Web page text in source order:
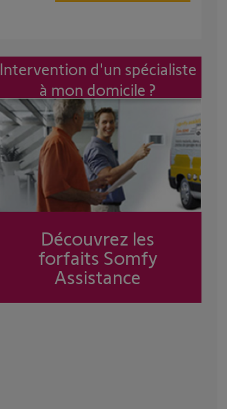
Intervention d'un spécialiste
à mon domicile ?
Découvrez les
forfaits Somfy
Assistance